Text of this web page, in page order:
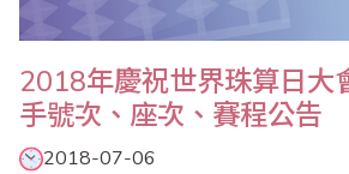
2018年慶祝世界珠算日大
手號次、座次、賽程公告
2018-07-06